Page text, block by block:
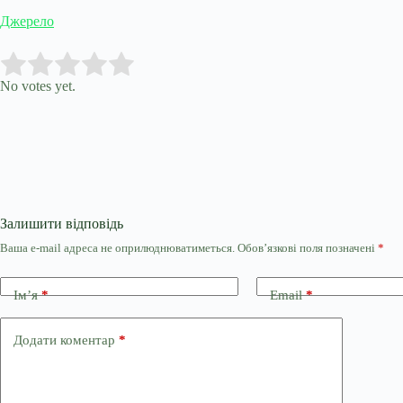
Джерело
Rate this item:
No votes yet.
Залишити відповідь
Ваша e-mail адреса не оприлюднюватиметься. Обов’язкові поля позначені *
Ім’я* Email*
Додати коментар *